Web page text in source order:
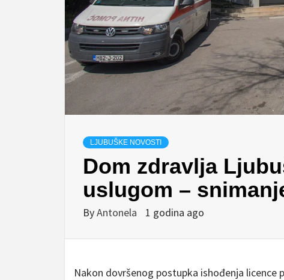
LJUBUŠKE NOVOSTI
Dom zdravlja
uslugom –
ByAntonela 1 godina ago
Nakon dovršenog postupka ishođenja